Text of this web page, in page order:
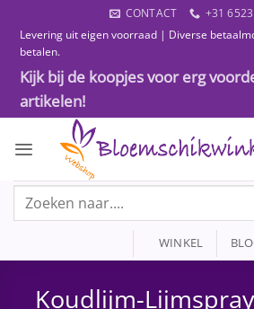
naar
inhoud
CONTACT
+31
Levering uit eigen voorraad | Diverse
betalen.
Kijk bij de koopjes voor erg
artikelen!
Zoeken
WINKEL
Koudlijm-